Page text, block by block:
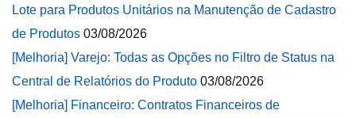
Lote para Produtos Unitários na Manutenção de Cadastro
de Produtos 03/08/2026
[Melhoria] Varejo: Todas as Opções no Filtro de Status na
Central de Relatórios do Produto 03/08/2026
[Melhoria] Financeiro: Contratos Financeiros de